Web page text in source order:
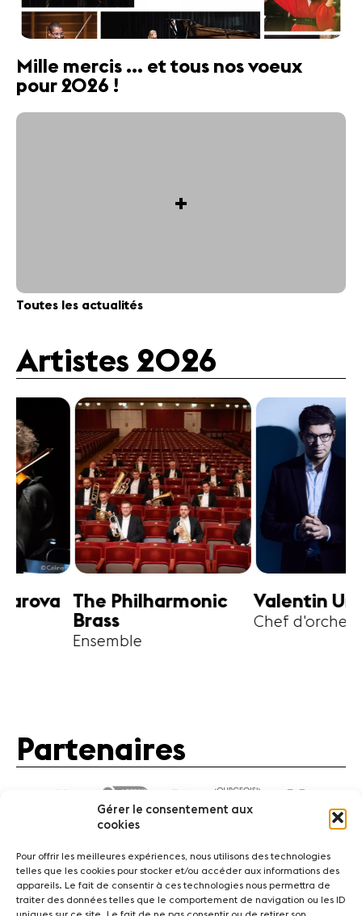
Gérer le consentement aux
cookies
Pour offrir les meilleures expériences, nous utilisons des technologies
telles que les cookies pour stocker et/ou accéder aux informations des
appareils. Le fait de consentir à ces technologies nous permettra de
traiter des données telles que le comportement de navigation ou les ID
Mille mercis ... et tous nos voeux
pour 2026 !
+
Toutes les actualités
Artistes 2026
Valentin Uryupin
Chef d'orchestre
Amihai
Alto
Partenaires
ActualitésConcerts Bénévoles Médiation